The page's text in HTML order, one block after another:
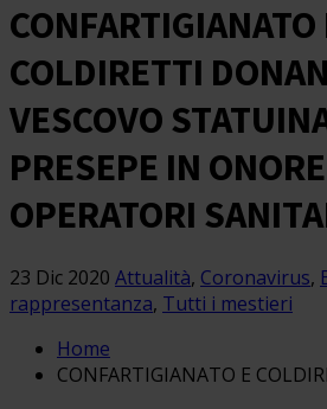
CONFARTIGIANATO
COLDIRETTI
VESCOVO
PRESEPE IN
OPERATORI
23 Dic 2020 Attualità, Coronavirus,
rappresentanza, Tutti i mestieri
Home
CONFARTIGIANATO E